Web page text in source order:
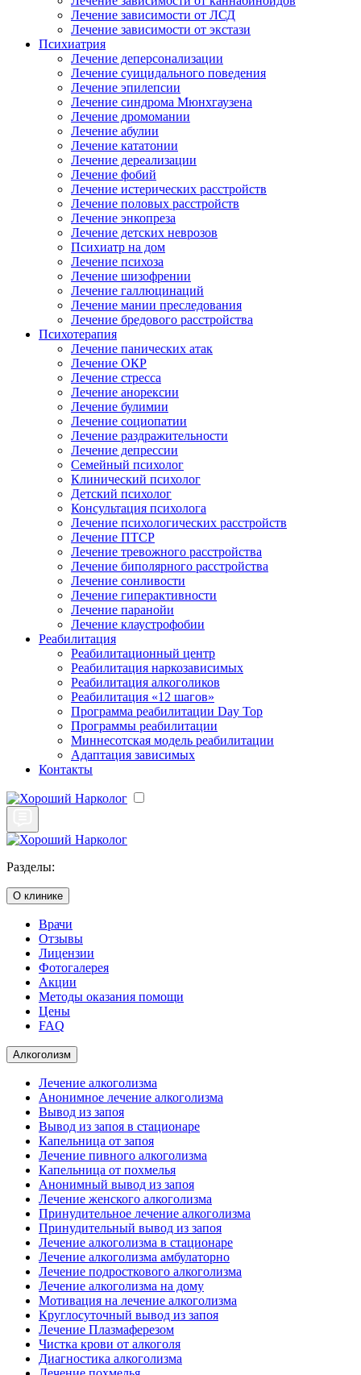
Лечение зависимости от ЛСД
Лечение зависимости от экстази
Психиатрия
Лечение деперсонализации
Лечение суицидального поведения
Лечение эпилепсии
Лечение синдрома Мюнхгаузена
Лечение дромомании
Лечение абулии
Лечение кататонии
Лечение дереализации
Лечение фобий
Лечение истерических расстройств
Лечение половых расстройств
Лечение энкопреза
Лечение детских неврозов
Психиатр на дом
Лечение психоза
Лечение шизофрении
Лечение галлюцинаций
Лечение мании преследования
Лечение бредового расстройства
Психотерапия
Лечение панических атак
Лечение ОКР
Лечение стресса
Лечение анорексии
Лечение булимии
Лечение социопатии
Лечение раздражительности
Лечение депрессии
Семейный психолог
Клинический психолог
Детский психолог
Консультация психолога
Лечение психологических расстройств
Лечение ПТСР
Лечение тревожного расстройства
Лечение биполярного расстройства
Лечение сонливости
Лечение гиперактивности
Лечение паранойи
Лечение клаустрофобии
Реабилитация
Реабилитационный центр
Реабилитация наркозависимых
Реабилитация алкоголиков
Реабилитация «12 шагов»
Программа реабилитации Day Top
Программы реабилитации
Миннесотская модель реабилитации
Адаптация зависимых
Контакты
Разделы:
О клинике
Врачи
Отзывы
Лицензии
Фотогалерея
Акции
Методы оказания помощи
Цены
FAQ
Алкоголизм
Лечение алкоголизма
Анонимное лечение алкоголизма
Вывод из запоя
Вывод из запоя в стационаре
Капельница от запоя
Лечение пивного алкоголизма
Капельница от похмелья
Анонимный вывод из запоя
Лечение женского алкоголизма
Принудительное лечение алкоголизма
Принудительный вывод из запоя
Лечение алкоголизма в стационаре
Лечение алкоголизма амбулаторно
Лечение подросткового алкоголизма
Лечение алкоголизма на дому
Мотивация на лечение алкоголизма
Круглосуточный вывод из запоя
Лечение Плазмаферезом
Чистка крови от алкоголя
Диагностика алкоголизма